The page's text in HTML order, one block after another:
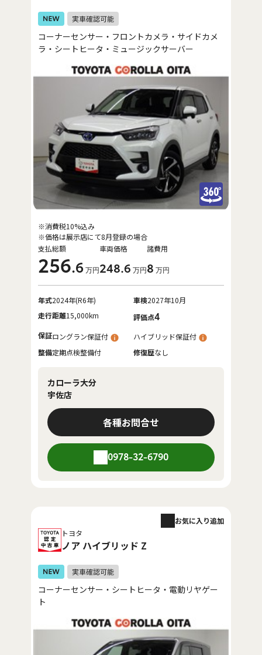
コーナーセンサー・フロントカメラ・サイドカメ
ラ・シートヒータ・ミュージックサーバー
支払総額
256.6 万円
車両価格
248.6 万円
諸費用
8 万円
※消費税10%込み
※価格は展示店にて8月登録の場合
年式2024年(R6年) 車検2027年10月
走行距離15,000km 評価点4
保証ロングラン保証付
ハイブリッド保証付
整備定期点検整備付 修復歴なし
カローラ大分
宇佐店
各種お問合せ
0978-32-6790
トヨタ
ノア ハイブリッド Z
お気に入り追加
コーナーセンサー・シートヒータ・電動リヤゲー
ト